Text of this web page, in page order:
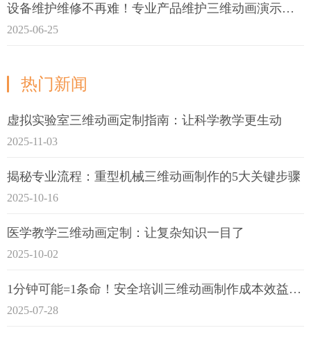
设备维护维修不再难！专业产品维护三维动画演示定制指南
2025-06-25
热门新闻
虚拟实验室三维动画定制指南：让科学教学更生动
2025-11-03
揭秘专业流程：重型机械三维动画制作的5大关键步骤
2025-10-16
医学教学三维动画定制：让复杂知识一目了
2025-10-02
1分钟可能=1条命！安全培训三维动画制作成本效益深度拆解
2025-07-28